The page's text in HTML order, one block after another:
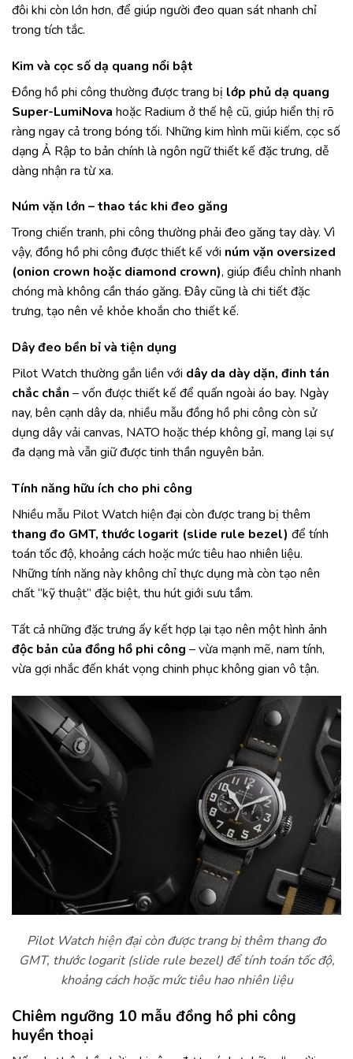
đôi khi còn lớn hơn, để giúp người đeo quan sát nhanh chỉ
trong tích tắc.
Kim và cọc số dạ quang nổi bật
Đồng hồ phi công thường được trang bị lớp phủ dạ quang
Super-LumiNova hoặc Radium ở thế hệ cũ, giúp hiển thị rõ
ràng ngay cả trong bóng tối. Những kim hình mũi kiếm, cọc số
dạng Ả Rập to bản chính là ngôn ngữ thiết kế đặc trưng, dễ
dàng nhận ra từ xa.
Núm vặn lớn – thao tác khi đeo găng
Trong chiến tranh, phi công thường phải đeo găng tay dày. Vì
vậy, đồng hồ phi công được thiết kế với núm vặn oversized
(onion crown hoặc diamond crown), giúp điều chỉnh nhanh
chóng mà không cần tháo găng. Đây cũng là chi tiết đặc
trưng, tạo nên vẻ khỏe khoắn cho thiết kế.
Dây đeo bền bỉ và tiện dụng
Pilot Watch thường gắn liền với dây da dày dặn, đinh tán
chắc chắn – vốn được thiết kế để quấn ngoài áo bay. Ngày
nay, bên cạnh dây da, nhiều mẫu đồng hồ phi công còn sử
dụng dây vải canvas, NATO hoặc thép không gỉ, mang lại sự
đa dạng mà vẫn giữ được tinh thần nguyên bản.
Tính năng hữu ích cho phi công
Nhiều mẫu Pilot Watch hiện đại còn được trang bị thêm
thang đo GMT, thước logarit (slide rule bezel) để tính
toán tốc độ, khoảng cách hoặc mức tiêu hao nhiên liệu.
Những tính năng này không chỉ thực dụng mà còn tạo nên
chất “kỹ thuật” đặc biệt, thu hút giới sưu tầm.
Tất cả những đặc trưng ấy kết hợp lại tạo nên một hình ảnh
độc bản của đồng hồ phi công – vừa mạnh mẽ, nam tính,
vừa gợi nhắc đến khát vọng chinh phục không gian vô tận.
Pilot Watch hiện đại còn được trang bị thêm thang đo
GMT, thước logarit (slide rule bezel) để tính toán tốc độ,
khoảng cách hoặc mức tiêu hao nhiên liệu
Chiêm ngưỡng 10 mẫu đồng hồ phi công
huyền thoại